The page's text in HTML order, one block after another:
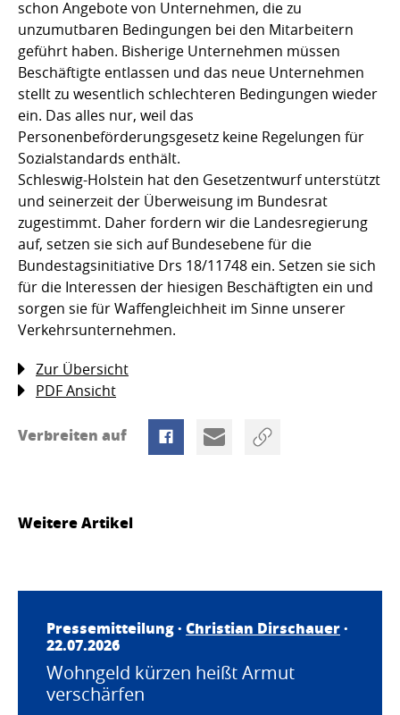
schon Angebote von Unternehmen, die zu
unzumutbaren Bedingungen bei den Mitarbeitern
geführt haben. Bisherige Unternehmen müssen
Beschäftigte entlassen und das neue Unternehmen
stellt zu wesentlich schlechteren Bedingungen wieder
ein. Das alles nur, weil das
Personenbeförderungsgesetz keine Regelungen für
Sozialstandards enthält.
Schleswig-Holstein hat den Gesetzentwurf unterstützt
und seinerzeit der Überweisung im Bundesrat
zugestimmt. Daher fordern wir die Landesregierung
auf, setzen sie sich auf Bundesebene für die
Bundestagsinitiative Drs 18/11748 ein. Setzen sie sich
für die Interessen der hiesigen Beschäftigten ein und
sorgen sie für Waffengleichheit im Sinne unserer
Verkehrsunternehmen.
Zur Übersicht
PDF Ansicht
Verbreiten auf
Weitere Artikel
Pressemitteilung · Christian Dirschauer·
22.07.2026
Wohngeld kürzen heißt Armut
verschärfen